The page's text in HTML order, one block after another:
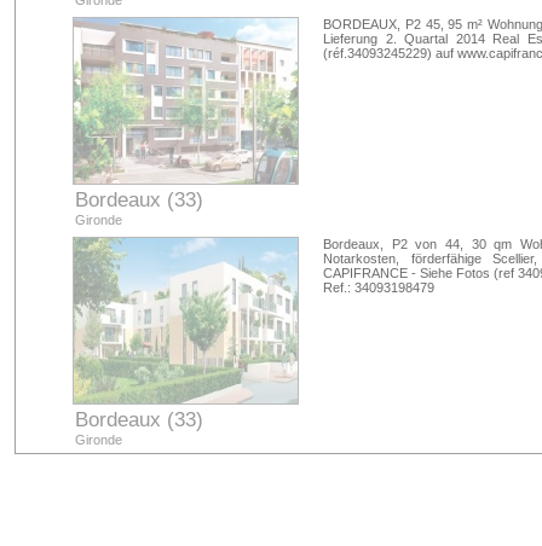
Bordeaux (33)
Gironde
BORDEAUX, P2 45, 95 m²
Lieferung 2. Quartal 2014 Real
(réf.34093245229) auf
Bordeaux (33)
Gironde
Bordeaux, P2 von 44, 30 qm
Notarkosten, förderfähige
CAPIFRANCE - Siehe Fotos (ref
Ref.: 34093198479